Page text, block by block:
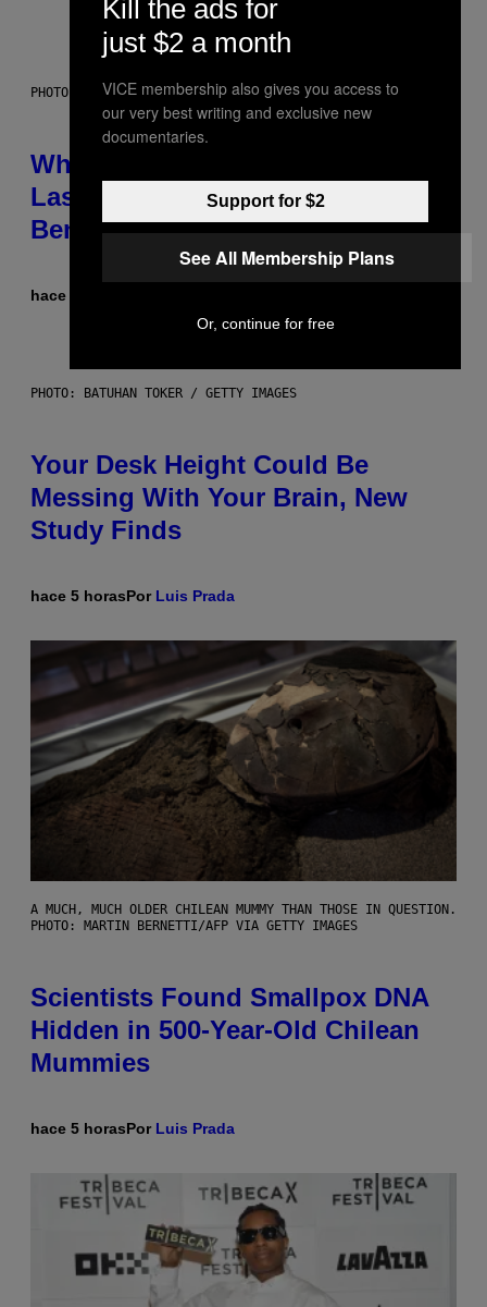
PHOTO: NASA; DR PIXEL / GETTY IMAGES
Why NASA Wants to Send a
Laser-Powered Drone Into Caves
Beneath the Moon
hace 5 horas
PHOTO: BATUHAN TOKER / GETTY IMAGES
Your Desk Height Could Be
Messing With Your Brain, New
Study Finds
hace 5 horasPor Luis Prada
A MUCH, MUCH OLDER CHILEAN MUMMY THAN THOSE IN QUESTION.
PHOTO: MARTIN BERNETTI/AFP VIA GETTY IMAGES
Scientists Found Smallpox DNA
Hidden in 500-Year-Old Chilean
Mummies
hace 5 horasPor Luis Prada
Kill the ads for
just $2 a month
VICE membership also gives you access to
our very best writing and exclusive new
documentaries.
Support for $2
See All Membership Plans
Or, continue for free